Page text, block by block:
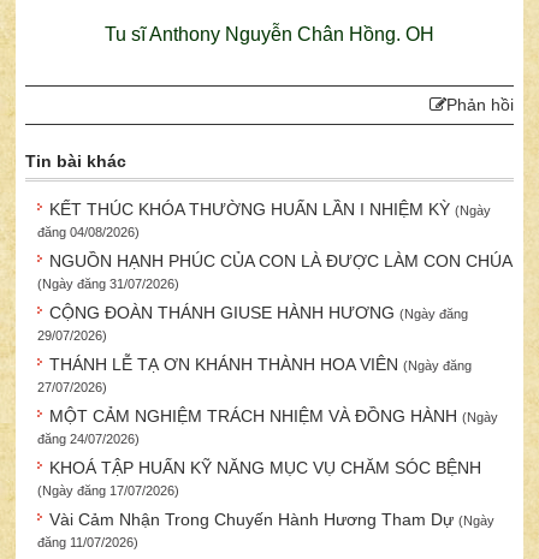
Tu sĩ Anthony Nguyễn Chân Hồng. OH
Phản hồi
Tin bài khác
KẾT THÚC KHÓA THƯỜNG HUẤN LẦN I NHIỆM KỲ(Ngày
đăng 04/08/2026)
NGUỒN HẠNH PHÚC CỦA CON LÀ ĐƯỢC LÀM CON CHÚA
(Ngày đăng 31/07/2026)
CỘNG ĐOÀN THÁNH GIUSE HÀNH HƯƠNG(Ngày đăng
29/07/2026)
THÁNH LỄ TẠ ƠN KHÁNH THÀNH HOA VIÊN(Ngày đăng
27/07/2026)
MỘT CẢM NGHIỆM TRÁCH NHIỆM VÀ ĐỒNG HÀNH(Ngày
đăng 24/07/2026)
KHOÁ TẬP HUẤN KỸ NĂNG MỤC VỤ CHĂM SÓC BỆNH
(Ngày đăng 17/07/2026)
Vài Cảm Nhận Trong Chuyến Hành Hương Tham Dự(Ngày
đăng 11/07/2026)